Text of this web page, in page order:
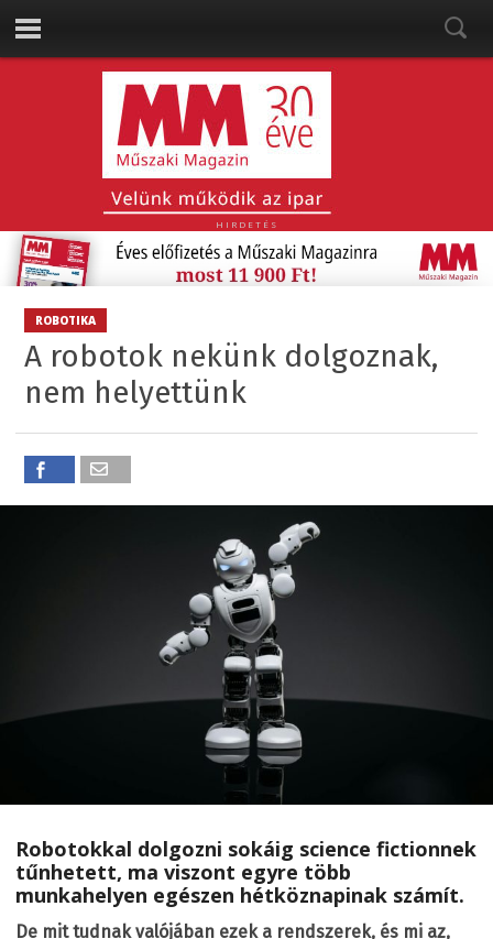
HIRDETÉS
ROBOTIKA
A robotok nekünk dolgoznak,
nem helyettünk
Robotokkal dolgozni sokáig science fictionnek
tűnhetett, ma viszont egyre több
munkahelyen egészen hétköznapinak számít.
De mit tudnak valójában ezek a rendszerek, és mi az,